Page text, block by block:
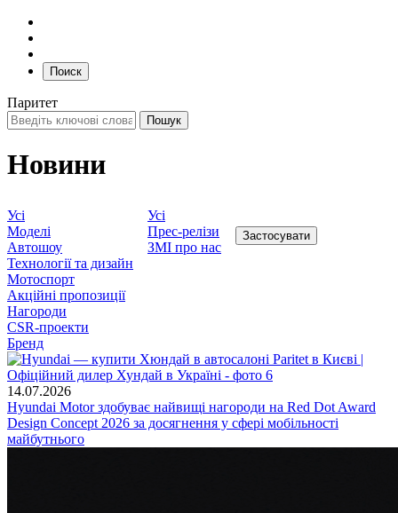
Поиск
Паритет
Новини
Усі
Моделі
Автошоу
Технології та дизайн
Мотоспорт
Акційні пропозиції
Нагороди
CSR-проекти
Бренд
Усі
Прес-релізи
ЗМІ про нас
14.07.2026
Hyundai Motor здобуває найвищі нагороди на Red Dot Award
Design Concept 2026 за досягнення у сфері мобільності
майбутнього